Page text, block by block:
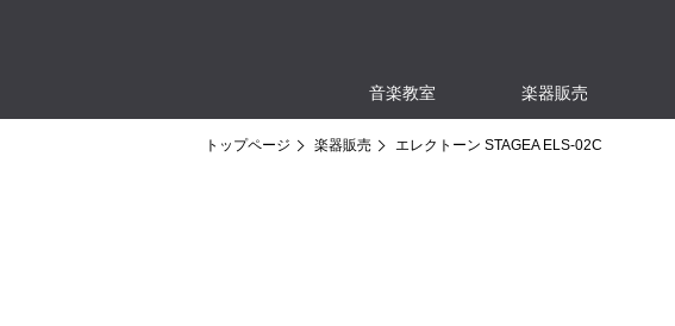
音楽教室 楽器販売
トップページ 楽器販売 エレクトーン STAGEA ELS-02C